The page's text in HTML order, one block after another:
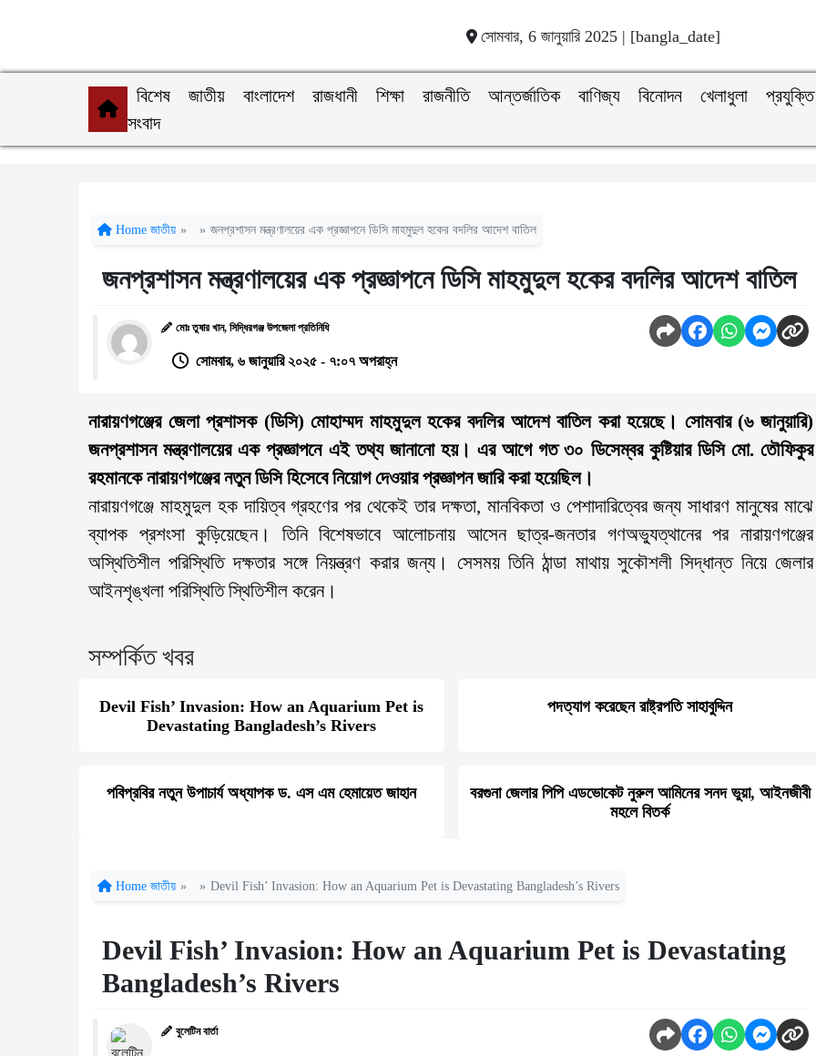
সোমবার, 6 জানুয়ারি 2025 | [bangla_date]
বিশেষ
সংবাদ
জাতীয় বাংলাদেশ রাজধানী শিক্ষা রাজনীতি আন্তর্জাতিক বাণিজ্য বিনোদন খেলাধুলা প্রযুক্তি
Home জাতীয় » » জনপ্রশাসন মন্ত্রণালয়ের এক প্রজ্ঞাপনে ডিসি মাহমুদুল হকের বদলির আদেশ বাতিল
জনপ্রশাসন মন্ত্রণালয়ের এক প্রজ্ঞাপনে ডিসি মাহমুদুল হকের বদলির আদেশ বাতিল
মোঃ তুষার খান, সিদ্ধিরগঞ্জ উপজেলা প্রতিনিধি
সোমবার, ৬ জানুয়ারি ২০২৫ - ৭:০৭ অপরাহ্ন
নারায়ণগঞ্জের জেলা প্রশাসক (ডিসি) মোহাম্মদ মাহমুদুল হকের বদলির আদেশ বাতিল করা হয়েছে। সোমবার (৬ জানুয়ারি)
জনপ্রশাসন মন্ত্রণালয়ের এক প্রজ্ঞাপনে এই তথ্য জানানো হয়। এর আগে গত ৩০ ডিসেম্বর কুষ্টিয়ার ডিসি মো. তৌফিকুর
রহমানকে নারায়ণগঞ্জের নতুন ডিসি হিসেবে নিয়োগ দেওয়ার প্রজ্ঞাপন জারি করা হয়েছিল।
নারায়ণগঞ্জে মাহমুদুল হক দায়িত্ব গ্রহণের পর থেকেই তার দক্ষতা, মানবিকতা ও পেশাদারিত্বের জন্য সাধারণ মানুষের মাঝে
ব্যাপক প্রশংসা কুড়িয়েছেন। তিনি বিশেষভাবে আলোচনায় আসেন ছাত্র-জনতার গণঅভ্যুত্থানের পর নারায়ণগঞ্জের
অস্থিতিশীল পরিস্থিতি দক্ষতার সঙ্গে নিয়ন্ত্রণ করার জন্য। সেসময় তিনি ঠান্ডা মাথায় সুকৌশলী সিদ্ধান্ত নিয়ে জেলার
আইনশৃঙ্খলা পরিস্থিতি স্থিতিশীল করেন।
সম্পর্কিত খবর
Devil Fish’ Invasion: How an Aquarium Pet is
Devastating Bangladesh’s Rivers
পদত্যাগ করেছেন রাষ্ট্রপতি সাহাবুদ্দিন
পবিপ্রবির নতুন উপাচার্য অধ্যাপক ড. এস এম হেমায়েত জাহান
বরগুনা জেলার পিপি এডভোকেট নুরুল আমিনের সনদ ভুয়া, আইনজীবী
মহলে বিতর্ক
Home জাতীয় » » Devil Fish’ Invasion: How an Aquarium Pet is Devastating Bangladesh’s Rivers
Devil Fish’ Invasion: How an Aquarium Pet is Devastating
Bangladesh’s Rivers
বুলেটিন বার্তা